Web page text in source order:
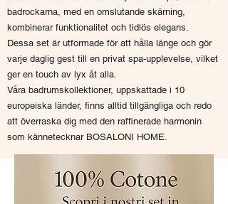
badrockarna, med en omslutande skärning,
kombinerar funktionalitet och tidlös elegans.
Dessa set är utformade för att hålla länge och gör
varje daglig gest till en privat spa-upplevelse, vilket
ger en touch av lyx åt alla.
Våra badrumskollektioner, uppskattade i 10
europeiska länder, finns alltid tillgängliga och redo
att överraska dig med den raffinerade harmonin
som kännetecknar BOSALONI HOME.